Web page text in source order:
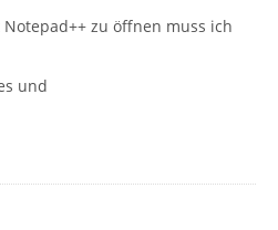
zu öffnen muss ich
und